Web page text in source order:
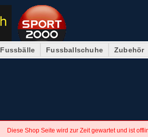
Fussbälle Fussballschuhe Zubehör
Diese Shop Seite wird zur Zeit gewartet und ist